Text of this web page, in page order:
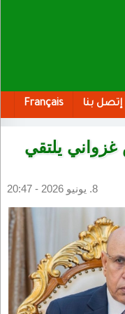
إتصل بنا Français
يلتقي
8. يونيو 2026 - 20:47